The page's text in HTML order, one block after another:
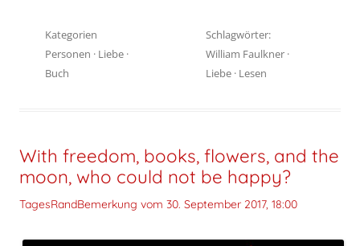
Kategorien
Personen · Liebe ·
Buch
Schlagwörter:
William Faulkner ·
Liebe · Lesen
With freedom, books, flowers, and the
moon, who could not be happy?
TagesRandBemerkung vom 30. September 2017, 18:00